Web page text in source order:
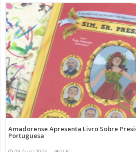
Amadorense Apresenta Livro Sobre
Portuguesa